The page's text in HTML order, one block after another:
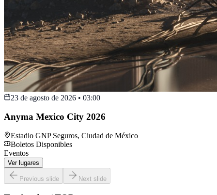
23 de agosto de 2026 • 03:00
Anyma Mexico City 2026
Estadio GNP Seguros, Ciudad de México
Boletos Disponibles
Eventos
Ver lugares
Previous slide Next slide